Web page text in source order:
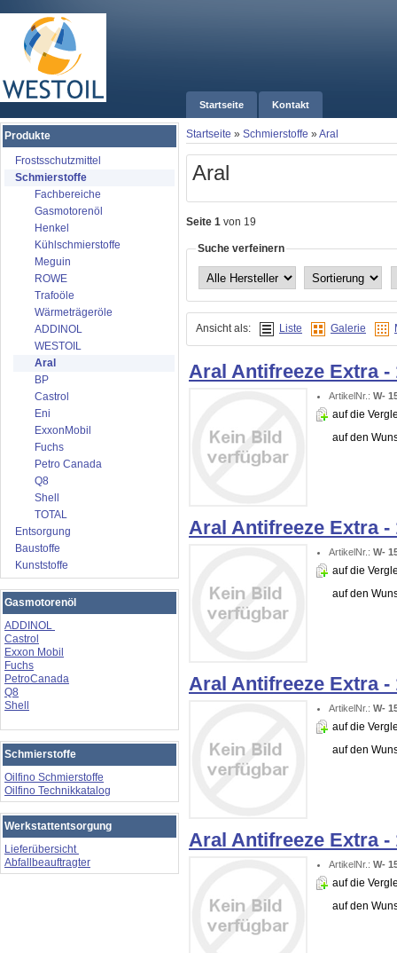
Startseite Kontakt
Startseite » Schmierstoffe »Aral
Aral
Seite 1 von 19
Suche verfeinern
Ansicht als: Liste Galerie
Aral Antifreeze Extra -
ArtikelNr.:W-
auf die
auf den
Aral Antifreeze Extra -
ArtikelNr.:W-
auf die
auf den
Aral Antifreeze Extra -
ArtikelNr.:W-
auf die
auf den
Aral Antifreeze Extra -
ArtikelNr.:W-
auf die
auf den
Produkte
Frostsschutzmittel
Schmierstoffe
Fachbereiche
Gasmotorenöl
Henkel
Kühlschmierstoffe
Meguin
ROWE
Trafoöle
Wärmeträgeröle
ADDINOL
WESTOIL
Aral
BP
Castrol
Eni
ExxonMobil
Fuchs
Petro Canada
Q8
Shell
TOTAL
Entsorgung
Baustoffe
Kunststoffe
Gasmotorenöl
ADDINOL
Castrol
Exxon Mobil
Fuchs
PetroCanada
Q8
Shell
Schmierstoffe
Oilfino Schmierstoffe
Oilfino Technikkatalog
Werkstattentsorgung
Lieferübersicht
Abfallbeauftragter